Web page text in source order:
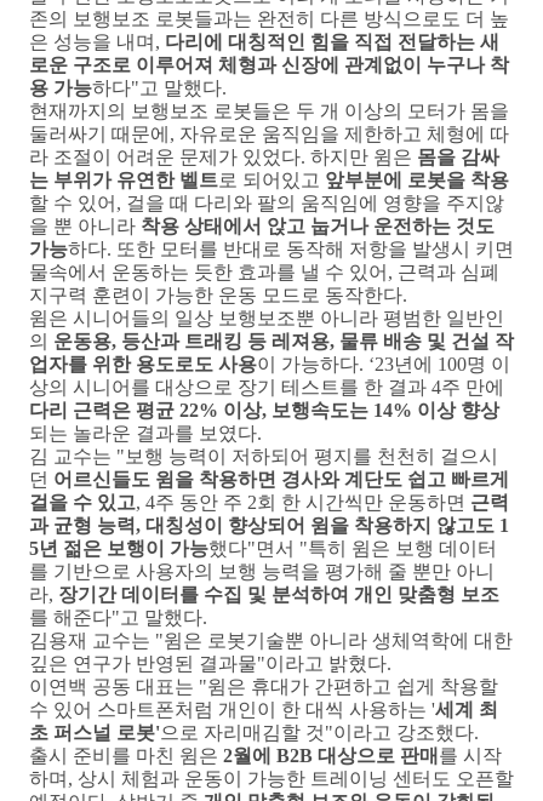
존의 보행보조 로봇들과는 완전히 다른 방식으로도 더 높
은 성능을 내며 , 다리에 대칭적인 힘을 직접 전달하는 새
로운 구조로 이루어져 체형과 신장에 관계없이 누구나 착
용 가능하다"고 말했다.
현재까지의 보행보조 로봇들은 두 개 이상의 모터가 몸을
둘러싸기 때문에 , 자유로운 움직임을 제한하고 체형에 따
라 조절이 어려운 문제가 있었다. 하지만 윔은 몸을 감싸
는 부위가 유연한 벨트로 되어있고 앞부분에 로봇을 착용
할 수 있어 , 걸을 때 다리와 팔의 움직임에 영향을 주지않
을 뿐 아니라 착용 상태에서 앉고 눕거나 운전하는 것도
가능하다. 또한 모터를 반대로 동작해 저항을 발생시 키면
물속에서 운동하는 듯한 효과를 낼 수 있어 , 근력과 심폐
지구력 훈련이 가능한 운동 모드로 동작한다.
윔은 시니어들의 일상 보행보조뿐 아니라 평범한 일반인
의 운동용, 등산과 트래킹 등 레져용, 물류 배송 및 건설 작
업자를 위한 용도로도 사용이 가능하다. ‘23년에 100명 이
상의 시니어를 대상으로 장기 테스트를 한 결과 4주 만에
다리 근력은 평균 22% 이상, 보행속도는 14% 이상 향상
되는 놀라운 결과를 보였다.
김 교수는 " 보행 능력이 저하되어 평지를 천천히 걸으시
던 어르신들도 윔을 착용하면 경사와 계단도 쉽고 빠르게
걸을 수 있고, 4주 동안 주 2회 한 시간씩만 운동하면 근력
과 균형 능력, 대칭성이 향상되어 윔을 착용하지 않고도 1
5년 젊은 보행이 가능했다"면서 "특히 윔은 보행 데이터
를 기반으로 사용자의 보행 능력을 평가해 줄 뿐만 아니
라, 장기간 데이터를 수집 및 분석하여 개인 맞춤형 보조
를 해준다"고 말했다.
김용재 교수는 "윔은 로봇기술뿐 아니라 생체역학에 대한
깊은 연구가 반영된 결과물"이라고 밝혔다.
이연백 공동 대표는 "윔은 휴대가 간편하고 쉽게 착용할
수 있어 스마트폰처럼 개인이 한 대씩 사용하는 '세계 최
초 퍼스널 로봇'으로 자리매김할 것"이라고 강조했다.
출시 준비를 마친 윔은 2월에 B2B 대상으로 판매 를 시작
하며 , 상시 체험과 운동이 가능한 트레이닝 센터도 오픈할